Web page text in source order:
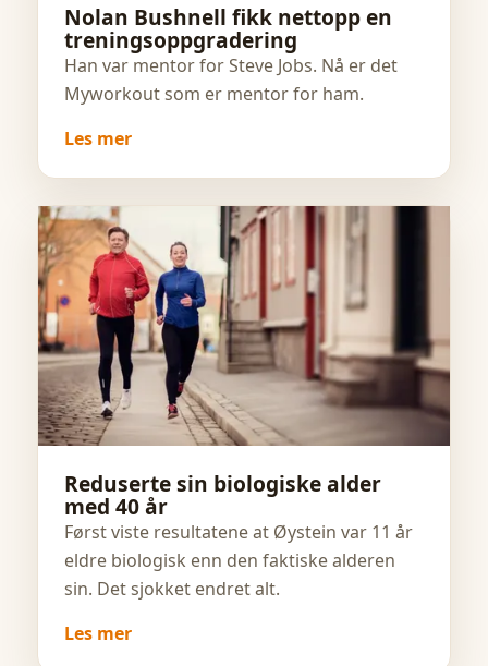
Nolan Bushnell fikk nettopp en
treningsoppgradering
Han var mentor for Steve Jobs. Nå er det
Myworkout som er mentor for ham.
Les mer
Reduserte sin biologiske alder
med 40 år
Først viste resultatene at Øystein var 11 år
eldre biologisk enn den faktiske alderen
sin. Det sjokket endret alt.
Les mer